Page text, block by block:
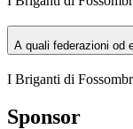
A quali federazioni od
I Briganti di
Sponsor